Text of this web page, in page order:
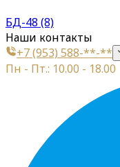
БД-48 (8)
Наши контакты
+7 (953) 588-**-**
Пн - Пт.: 10.00 - 18.00